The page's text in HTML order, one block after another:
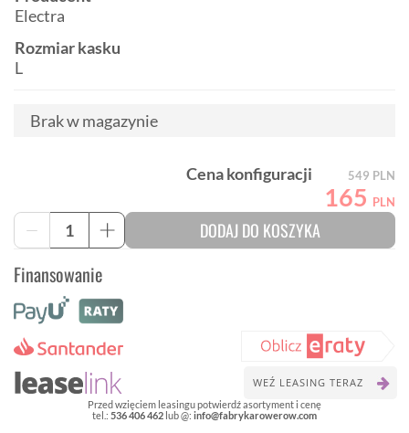
Electra
Rozmiar kasku
L
Brak w magazynie
Cena konfiguracji 549 PLN
165 PLN
-
ilość
Kask
ELECTRA
Go!
MIPS
roz.
L
Nardo
Grey/
Połysk
+ DODAJ DO KOSZYKA
Finansowanie
WEŹ LEASING TERAZ
Przed wzięciem leasingu potwierdź asortyment i cenę
tel.: 536 406 462 lub @: info@fabrykarowerow.com